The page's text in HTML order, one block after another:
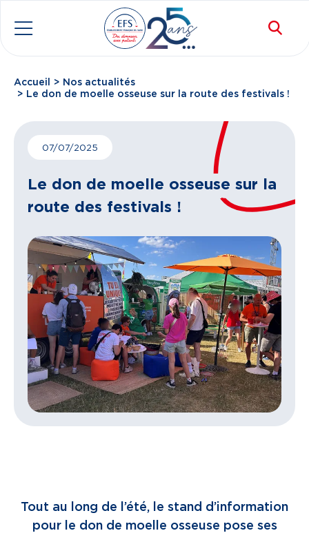
Aller au contenu principal
Fil d'Ariane
Accueil
Nos actualités
Le don de moelle osseuse sur la route des festivals !
07/07/2025
Le don de moelle osseuse sur la
route des festivals !
Tout au long de l’été, le stand d’information
pour le don de moelle osseuse pose ses